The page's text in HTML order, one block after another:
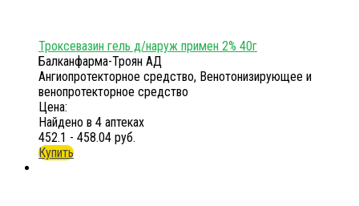
Троксевазин гель д/наруж примен 2% 40г
Балканфарма-Троян АД
Ангиопротекторное средство, Венотонизирующее и
венопротекторное средство
Цена:
Найдено в 4 аптеках
452.1 - 458.04 руб.
Купить